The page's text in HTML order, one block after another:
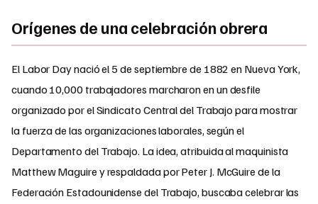
Orígenes de una celebración obrera
El Labor Day nació el 5 de septiembre de 1882 en Nueva York,
cuando 10,000 trabajadores marcharon en un desfile
organizado por el Sindicato Central del Trabajo para mostrar
la fuerza de las organizaciones laborales, según el
Departamento del Trabajo. La idea, atribuida al maquinista
Matthew Maguire y respaldada por Peter J. McGuire de la
Federación Estadounidense del Trabajo, buscaba celebrar las